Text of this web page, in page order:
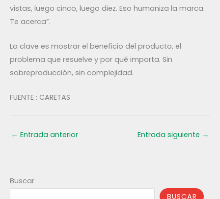
vistas, luego cinco, luego diez. Eso humaniza la marca.
Te acerca”.
La clave es mostrar el beneficio del producto, el
problema que resuelve y por qué importa. Sin
sobreproducción, sin complejidad.
FUENTE : CARETAS
← Entrada anterior Entrada siguiente →
Buscar
BUSCAR